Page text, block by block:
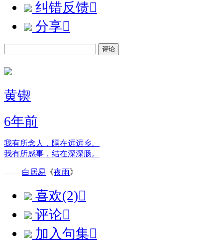
纠错反馈
分享
评论
黄锲
6年前
我有所念人，隔在远远乡。
我有所感事，结在深深肠。
—— 白居易 《夜雨》
喜欢(2)
评论
加入句集